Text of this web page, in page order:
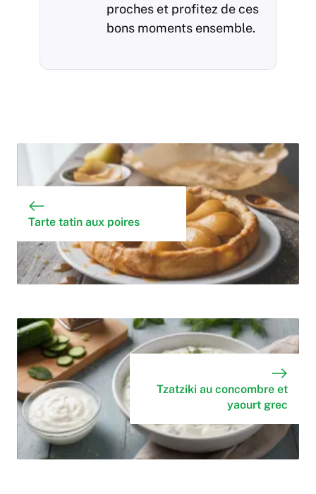
proches et profitez de ces
bons moments ensemble.
Tarte tatin aux poires
Tzatziki au concombre et
yaourt grec